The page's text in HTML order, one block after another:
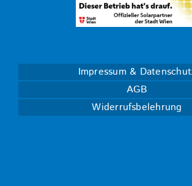
Impressum &
AGB
Widerrufsbelehrung